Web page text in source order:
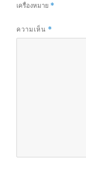
เครื่องหมาย *
ความเห็น *